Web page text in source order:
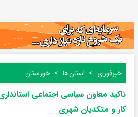
خبرفوری استان‌ها خوزستان
تاکید معاون سیاسی اجتماعی
کار و متکدیان شهری